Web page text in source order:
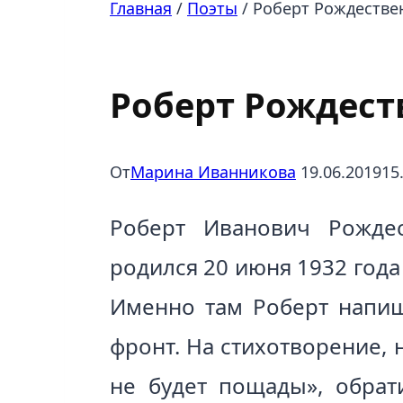
Главная / Поэты / Роберт
Роберт
ОтМарина Иванникова 19.06.2019
Роберт Иванович
родился 20 июня 1932
Именно там Роберт
фронт. На
не будет пощады»,